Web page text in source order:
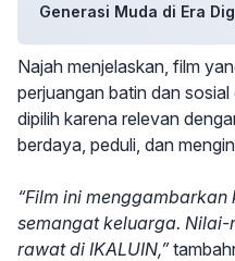
Generasi Muda di Era
Najah menjelaskan, film
perjuangan batin dan
dipilih karena relevan
berdaya, peduli, dan
“Film ini
semangat keluarga.
rawat di IKALUIN,”